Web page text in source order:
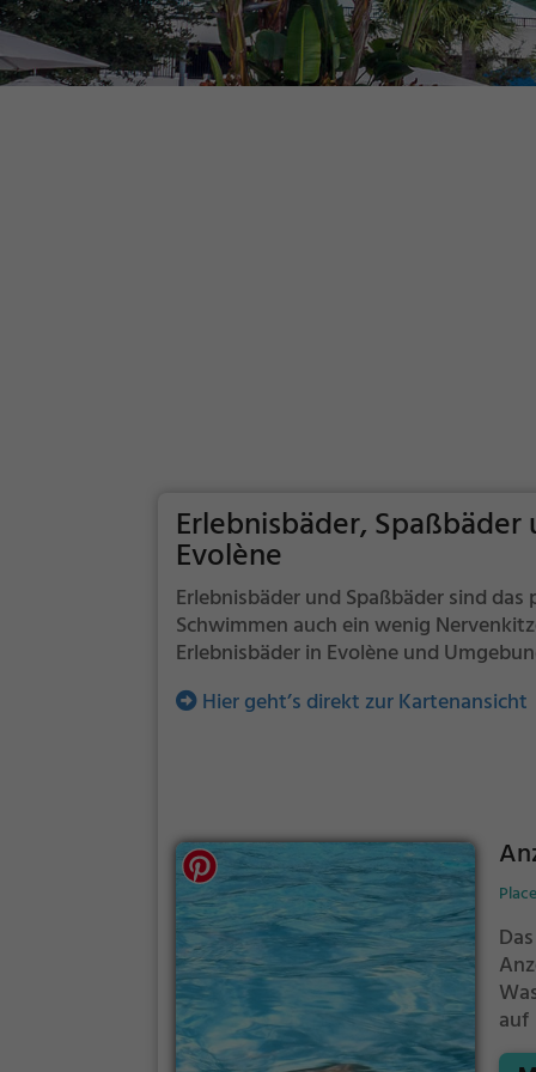
Erlebnisbäder,
Evolène
Erlebnisbäder und Spaßbäder sind
Schwimmen auch ein wenig
Erlebnisbäder in Evolène und
Hier geht’s direkt zur Kartenansicht